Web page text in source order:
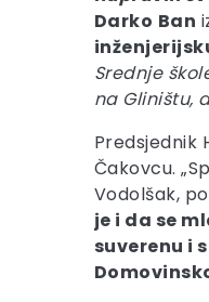
Darko Ban
Srednje
na Gliništu,
Predsjednik
Čakovcu.
Vodolšak,
je i da se
suverenu i